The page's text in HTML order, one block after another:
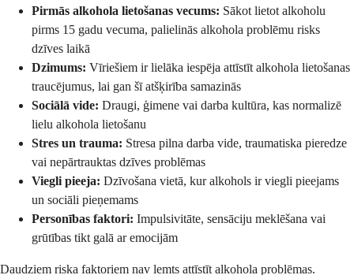
Pirmās alkohola lietošanas vecums: Sākot lietot alkoholu
pirms 15 gadu vecuma, palielinās alkohola problēmu risks
dzīves laikā
Dzimums: Vīriešiem ir lielāka iespēja attīstīt alkohola lietošanas
traucējumus, lai gan šī atšķirība samazinās
Sociālā vide: Draugi, ģimene vai darba kultūra, kas normalizē
lielu alkohola lietošanu
Stres un trauma: Stresa pilna darba vide, traumatiska pieredze
vai nepārtrauktas dzīves problēmas
Viegli pieeja: Dzīvošana vietā, kur alkohols ir viegli pieejams
un sociāli pieņemams
Personības faktori: Impulsivitāte, sensāciju meklēšana vai
grūtības tikt galā ar emocijām
Daudziem riska faktoriem nav lemts attīstīt alkohola problēmas.